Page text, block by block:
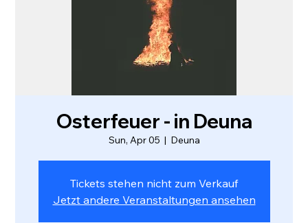
Osterfeuer - in Deuna
Sun, Apr 05
  |
Deuna
Tickets stehen nicht zum Verkauf
Jetzt andere Veranstaltungen ansehen